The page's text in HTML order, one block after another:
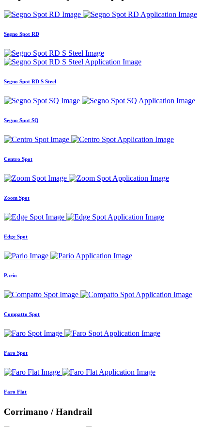
Segno Spot RD
Segno Spot RD S Steel
Segno Spot SQ
Centro Spot
Zoom Spot
Edge Spot
Pario
Compatto Spot
Faro Spot
Faro Flat
Corrimano / Handrail